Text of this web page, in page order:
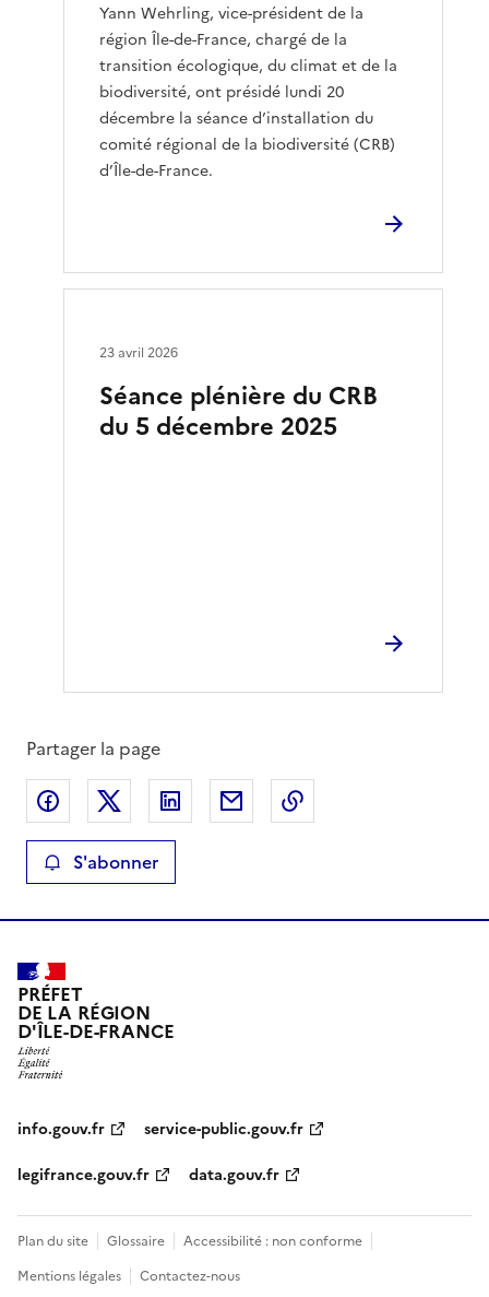
Yann Wehrling, vice-président de la
région Île-de-France, chargé de la
transition écologique, du climat et de la
biodiversité, ont présidé lundi 20
décembre la séance d’installation du
comité régional de la biodiversité (CRB)
d’Île-de-France.
Séance plénière du CRB
du 5 décembre 2025
23 avril 2026
Partager la page
Partager sur Facebook
Partager sur XPartager sur LinkedIn
Partager par email
S'abonner
PRÉFET
DE LA RÉGION
D'ÎLE-DE-FRANCE
info.gouv.fr
service-public.gouv.fr
legifrance.gouv.fr
data.gouv.fr
Plan du site Glossaire
Accessibilité : non conforme
Mentions légales
Contactez-nous